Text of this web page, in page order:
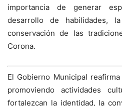
importancia de generar
desarrollo de habilidades,
conservación de las
Corona.
El Gobierno Municipal
promoviendo actividades
fortalezcan la identidad, la